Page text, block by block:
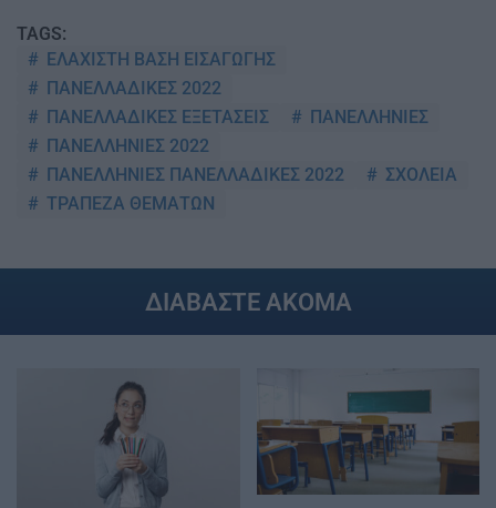
TAGS:
ΕΛΑΧΙΣΤΗ ΒΑΣΗ ΕΙΣΑΓΩΓΗΣ
ΠΑΝΕΛΛΑΔΙΚΕΣ 2022
ΠΑΝΕΛΛΑΔΙΚΕΣ ΕΞΕΤΑΣΕΙΣ
ΠΑΝΕΛΛΗΝΙΕΣ
ΠΑΝΕΛΛΗΝΙΕΣ 2022
ΠΑΝΕΛΛΗΝΙΕΣ ΠΑΝΕΛΛΑΔΙΚΕΣ 2022
ΣΧΟΛΕΙΑ
ΤΡΑΠΕΖΑ ΘΕΜΑΤΩΝ
ΔΙΑΒΑΣΤΕ ΑΚΟΜΑ